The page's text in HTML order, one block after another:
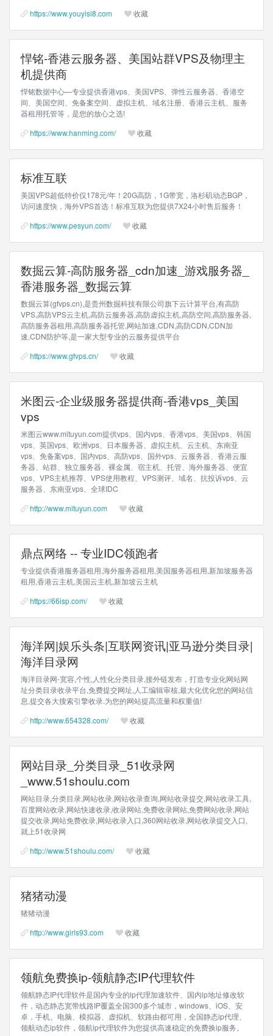
https://www.youyisi8.com
收藏
悍铭-香港云服务器、美国站群VPS及物理主
机提供商
悍铭数据中心—专业提供香港vps、美国VPS、弹性云服务器、香港空
间、美国空间、免备案空间、虚拟主机、域名注册、香港云主机、服务
器租用托管等，是您的放心之选!
https://www.hanming.com/
收藏
标准互联
美国VPS超低特价仅178元/年！20G高防，1G带宽，洛杉矶动态BGP，
访问速度快，海外VPS首选！标准互联为您提供7X24小时售后服务！
https://www.pesyun.com/
收藏
数掘云算-高防服务器_cdn加速_游戏服务器_
香港服务器_数掘云算
数掘云算(gfvps.cn),是贵州数掘科技有限公司旗下云计算平台,有高防
VPS,高防VPS云主机,高防云服务器,高防虚拟主机,高防空间,高防服务器,
高防服务器租用,高防服务器托管,网站加速,CDN,高防CDN,CDN加
速,CDN防护等,是一家大型专业的云服务提供平台
https://www.gfvps.cn/
收藏
米图云-企业级服务器提供商-香港vps_美国
vps
米图云www.mituyun.com提供vps、国内vps、香港vps、美国vps、韩国
vps、英国vps、欧洲vps、日本服务器、虚拟主机、云主机、东南亚
vps、免备案vps、国内vps、高防vps、国外vps、云服务器、香港云服
务器、站群、独立服务器、裸金属、宿主机、托管、海外服务器、便宜
vps、VPS主机推荐、VPS使用教程、VPS测评、域名、抗投诉vps、云
服务器、东南亚vps、全球IDC
http://www.mituyun.com
收藏
鼎点网络 -- 专业IDC领跑者
专业提供香港服务器租用,海外服务器租用,美国服务器租用,新加坡服务器
租用,香港云主机,美国云主机,新加坡云主机
https://66isp.com/
收藏
海洋网|娱乐头条|互联网资讯|亚马逊分类目录|
海洋目录网
海洋目录网-宽容,个性,人性化分类目录,接外链发布，打造专业化网站网
址分类目录收录平台,免费提交网址,人工编辑审核,最大化优化您的网站信
息,提交各大搜索引擎收录.为您的网站提高流量和权重值!
http://www.654328.com/
收藏
网站目录_分类目录_51收录网
_www.51shoulu.com
网站目录,分类目录,网站收录,网站收录查询,网站收录提交,网站收录工具,
百度网站收录,网站快速收录,收录网站,免费收录网站,免费网站收录,网站
提交收录,网站免费收录,网站收录入口,360网站收录,网站收录提交入口,
就上51收录网
http://www.51shoulu.com/
收藏
猪猪动漫
猪猪动漫
http://www.girls93.com
收藏
领航免费换ip-领航静态IP代理软件
领航静态IP代理软件是国内专业的ip代理加速软件、国内ip地址修改软
件，动态静态宽带线路IP覆盖全国300多个城市，windows、iOS、安
卓，手机、电脑、模拟器、虚拟机、软路由都可用，全国静态ip代理、
领航动态ip软件，领航ip代理软件为您提供高速稳定的免费换ip服务。